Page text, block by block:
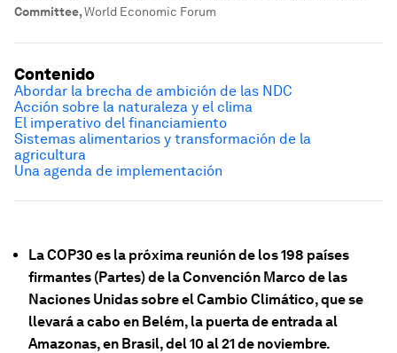
Committee,World Economic Forum
La COP30 es la próxima reunión de los 198 países
firmantes (Partes) de la Convención Marco de las
Naciones Unidas sobre el Cambio Climático, que se
llevará a cabo en Belém, la puerta de entrada al
Amazonas, en Brasil, del 10 al 21 de noviembre.
Contenido
Abordar la brecha de ambición de las NDC
Acción sobre la naturaleza y el clima
El imperativo del financiamiento
Sistemas alimentarios y transformación de la
agricultura
Una agenda de implementación